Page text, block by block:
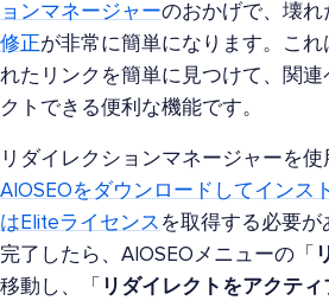
ョンマネージャーのおかげで、壊れ
修正が非常に簡単になります。こ
れたリンクを簡単に見つけて、関連
クトできる便利な機能です。
リダイレクションマネージャーを使
AIOSEOをダウンロードしてインス
はEliteライセンス を取得する必要
完了したら、AIOSEOメニューの「
移動し、「 リダイレクトをアクティ